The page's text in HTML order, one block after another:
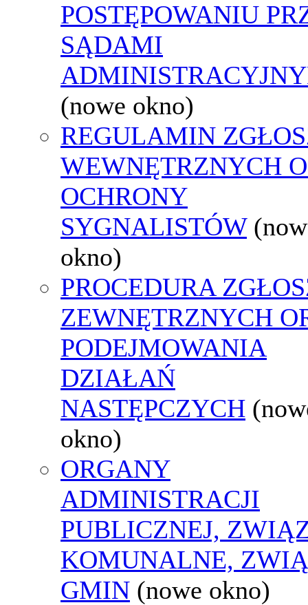
POSTĘPOWANIU
SĄDAMI
(nowe okno)
REGULAMIN
WEWNĘTRZNYCH
OCHRONY
SYGNALISTÓW
okno)
PROCEDURA
ZEWNĘTRZNYCH
PODEJMOWANIA
DZIAŁAŃ
NASTĘPCZYCH
okno)
ORGANY
ADMINISTRACJI
PUBLICZNEJ,
KOMUNALNE,
GMIN (nowe okno)